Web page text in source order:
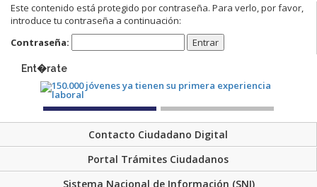
Este contenido está protegido por contraseña. Para verlo, por favor,
introduce tu contraseña a continuación:
Contraseña:
Ent�rate
Contacto Ciudadano Digital
Portal Trámites Ciudadanos
Sistema Nacional de Información (SNI)